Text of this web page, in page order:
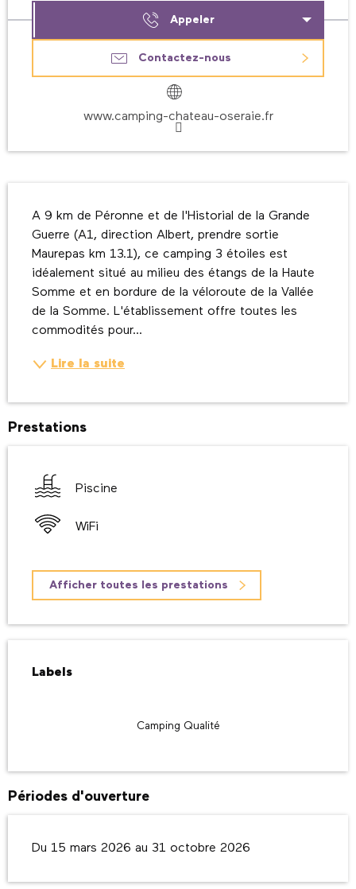
Appeler
Contactez-nous
www.camping-chateau-oseraie.fr
A 9 km de Péronne et de l'Historial de la Grande
Guerre (A1, direction Albert, prendre sortie
Maurepas km 13.1), ce camping 3 étoiles est
idéalement situé au milieu des étangs de la Haute
Somme et en bordure de la véloroute de la Vallée
de la Somme. L'établissement offre toutes les
commodités pour...
Lire la suite
Prestations
Piscine
WiFi
Afficher toutes les prestations
Labels
Labels
Camping Qualité
Périodes d'ouverture
Du 15 mars 2026 au 31 octobre 2026